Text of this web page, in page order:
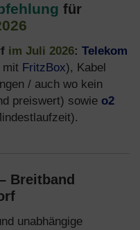
für
im Juli 2026: Telekom
mit FritzBox), Kabel
/ auch wo kein
preiswert) sowie o2
Breitband
unabhängige